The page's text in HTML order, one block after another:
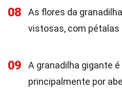
08
As flores da
vistosas, com pétalas
09
A granadilha gigante
principalmente por